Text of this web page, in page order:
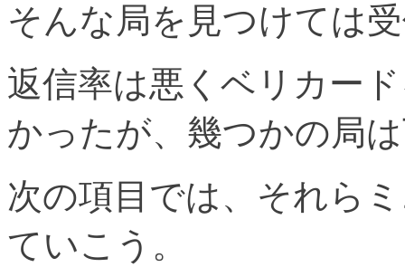
そんな局を見つけては
返信率は悪くベリカー
かったが、幾つかの局
次の項目では、それら
ていこう。